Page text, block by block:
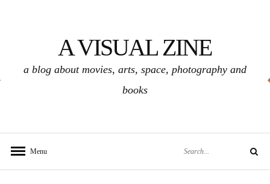
A VISUAL ZINE
a blog about movies, arts, space, photography and
books
Menu Search